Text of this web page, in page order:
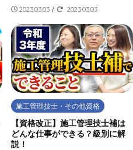
2023.03.03 / 2023.03.03
施工管理技士・その他資格
【資格改正】施工管理技士補は
どんな仕事ができる？級別に解
説！